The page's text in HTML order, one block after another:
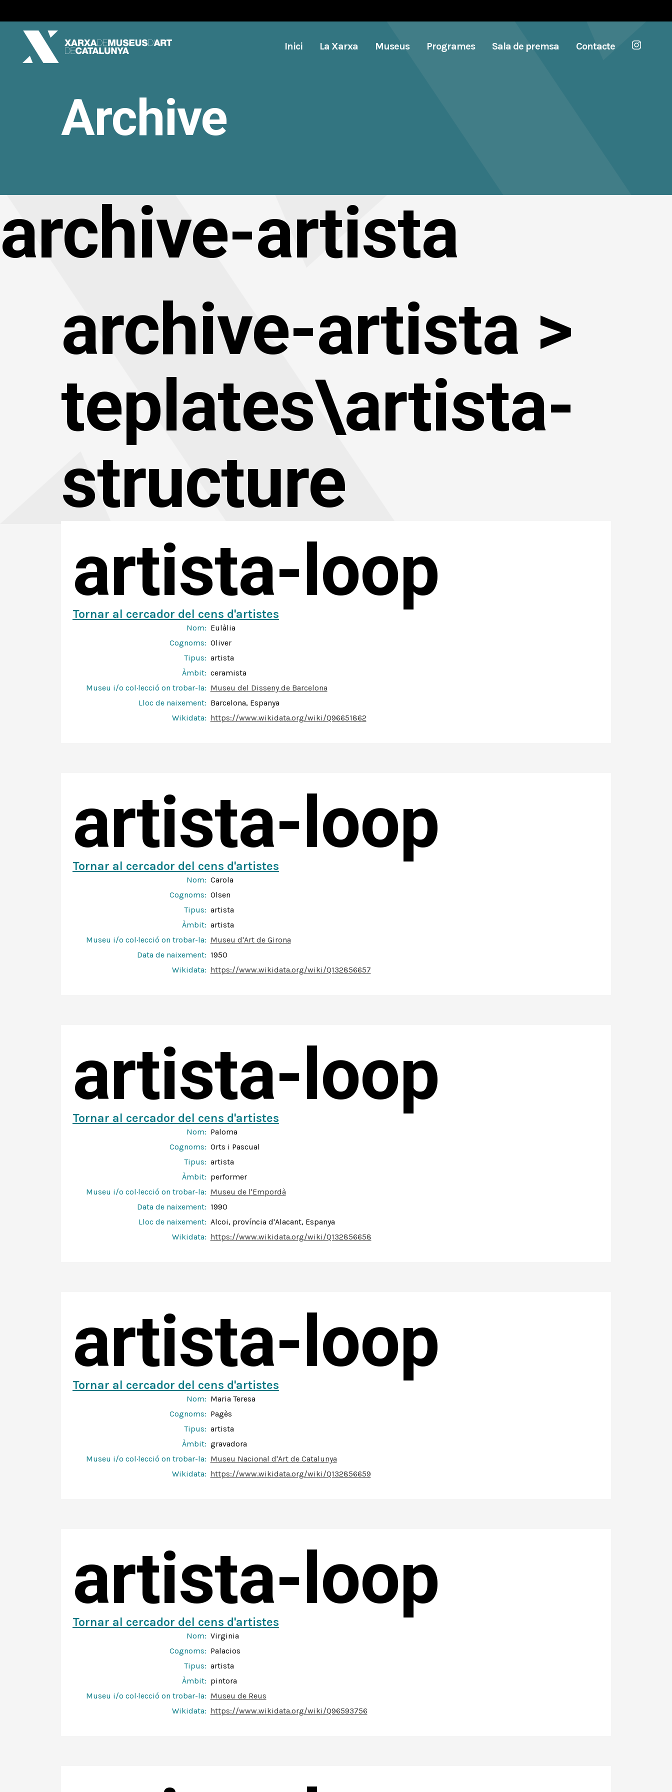
Inici La Xarxa Museus Programes Sala de premsa Contacte
Archive
archive-artista
archive-artista >
teplates\artista-
structure
artista-loop
Tornar al cercador del cens d'artistes
Nom: Eulàlia
Cognoms: Oliver
Tipus: artista
Àmbit: ceramista
Museu i/o col·lecció on trobar-la: Museu del Disseny de Barcelona
Lloc de naixement: Barcelona, Espanya
Wikidata: https://www.wikidata.org/wiki/Q96651862
artista-loop
Tornar al cercador del cens d'artistes
Nom: Carola
Cognoms: Olsen
Tipus: artista
Àmbit: artista
Museu i/o col·lecció on trobar-la: Museu d'Art de Girona
Data de naixement: 1950
Wikidata: https://www.wikidata.org/wiki/Q132856657
artista-loop
Tornar al cercador del cens d'artistes
Nom: Paloma
Cognoms: Orts i Pascual
Tipus: artista
Àmbit: performer
Museu i/o col·lecció on trobar-la: Museu de l'Empordà
Data de naixement: 1990
Lloc de naixement: Alcoi, província d'Alacant, Espanya
Wikidata: https://www.wikidata.org/wiki/Q132856658
artista-loop
Tornar al cercador del cens d'artistes
Nom: Maria Teresa
Cognoms: Pagès
Tipus: artista
Àmbit: gravadora
Museu i/o col·lecció on trobar-la: Museu Nacional d'Art de Catalunya
Wikidata: https://www.wikidata.org/wiki/Q132856659
artista-loop
Tornar al cercador del cens d'artistes
Nom: Virginia
Cognoms: Palacios
Tipus: artista
Àmbit: pintora
Museu i/o col·lecció on trobar-la: Museu de Reus
Wikidata: https://www.wikidata.org/wiki/Q96593756